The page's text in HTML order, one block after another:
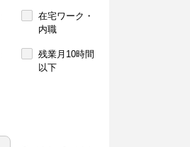
在宅ワーク・
内職
残業月10時間
以下